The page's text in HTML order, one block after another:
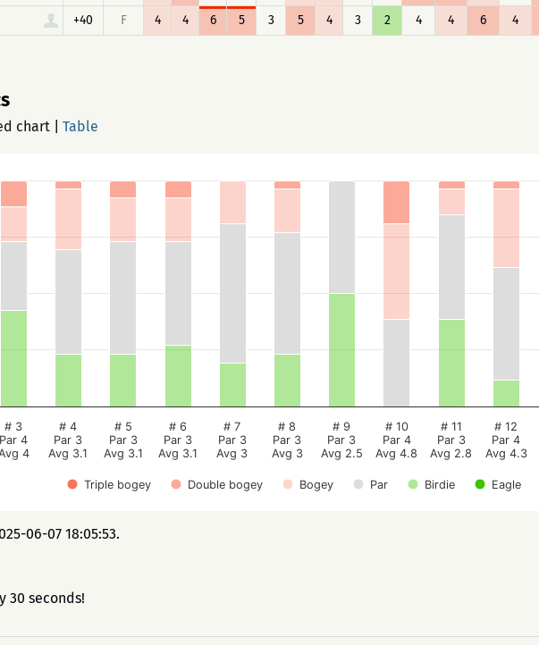
+40 F 4 4 6 5 3 5 4 3 2 4 4 6 4
chart Table
Triple bogey Double bogey Bogey Par Birdie Eagle
# 3
Par 4
4
# 4
Par 3
Avg 3.1
# 5
Par 3
Avg 3.1
# 6
Par 3
Avg 3.1
# 7
Par 3
Avg 3
# 8
Par 3
Avg 3
# 9
Par 3
Avg 2.5
# 10
Par 4
Avg 4.8
# 11
Par 3
Avg 2.8
# 12
Par 4
Avg 4.3
06-07 18:05:53.
30 seconds!